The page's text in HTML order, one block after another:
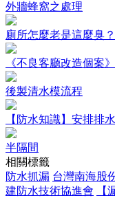
外牆蜂窩之處理
廁所怎麼老是這麼臭
《不良客廳改造個案》
後製清水模流程
【防水知識】安排排
半隔間
相關標籤
防水抓漏 台灣南海股
建防水技術協進會
【